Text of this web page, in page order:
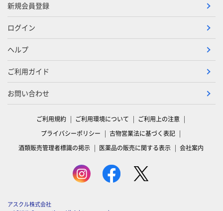
新規会員登録
ログイン
ヘルプ
ご利用ガイド
お問い合わせ
ご利用規約 ご利用環境について
ご利用上の注意
プライバシーポリシー
古物営業法に基づく表記
酒類販売管理者標識の掲示
医薬品の販売に関する表示 会社案内
アスクル株式会社